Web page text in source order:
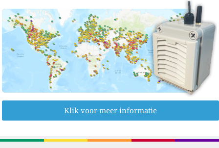
Klik voor meer informatie